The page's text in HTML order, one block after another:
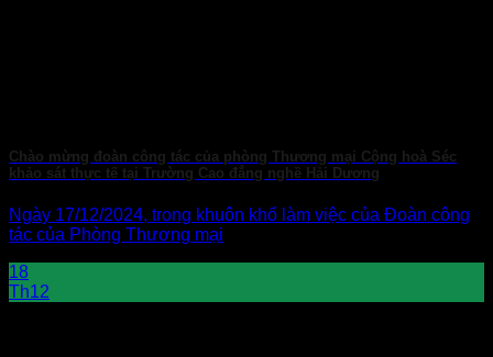
Chào mừng đoàn công tác của phòng Thương mại Cộng hoà Séc
khảo sát thực tế tại Trường Cao đẳng nghề Hải Dương
Ngày 17/12/2024, trong khuôn khổ làm việc của Đoàn công
tác của Phòng Thương mại
18
Th12